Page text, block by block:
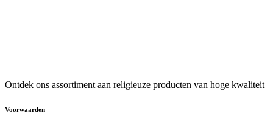
Ontdek ons assortiment aan religieuze producten van hoge kwaliteit
Voorwaarden